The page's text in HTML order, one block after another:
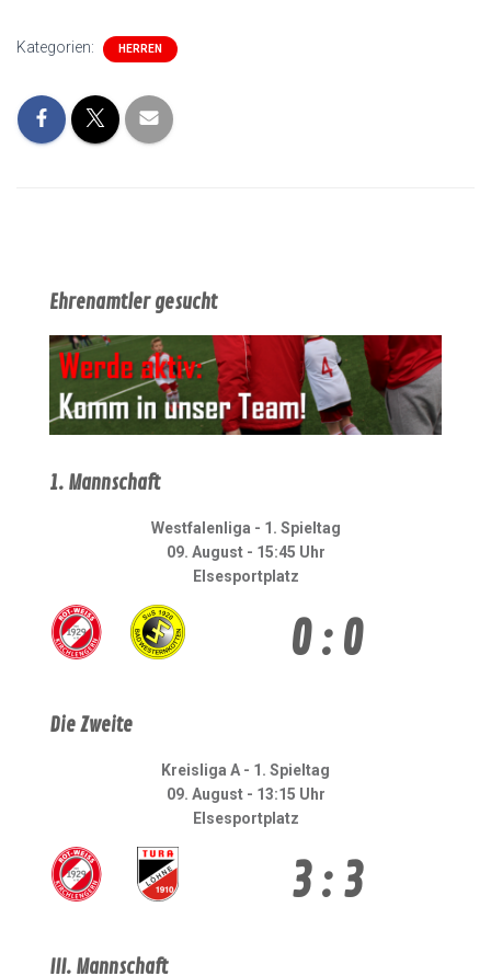
Kategorien: HERREN
Ehrenamtler gesucht
1. Mannschaft
Westfalenliga - 1. Spieltag
09. August - 15:45 Uhr
Elsesportplatz
0 : 0
Die Zweite
Kreisliga A - 1. Spieltag
09. August - 13:15 Uhr
Elsesportplatz
3 : 3
III. Mannschaft